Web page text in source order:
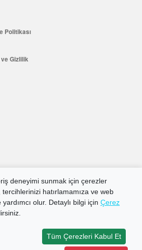
deneyimi sunmak için çerezler
hatırlamamıza ve web
olur. Detaylı bilgi için Çerez
Tüm Çerezleri Kabul Et
Politikası
Gizlilik
₺ değerinde indirim kuponu kazanın